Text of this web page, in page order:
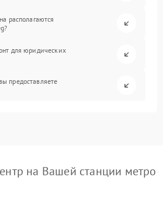
располагаются
для юридических
предоставляете
на Вашей станции метро